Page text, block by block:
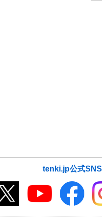
tenki.jp公式SNS